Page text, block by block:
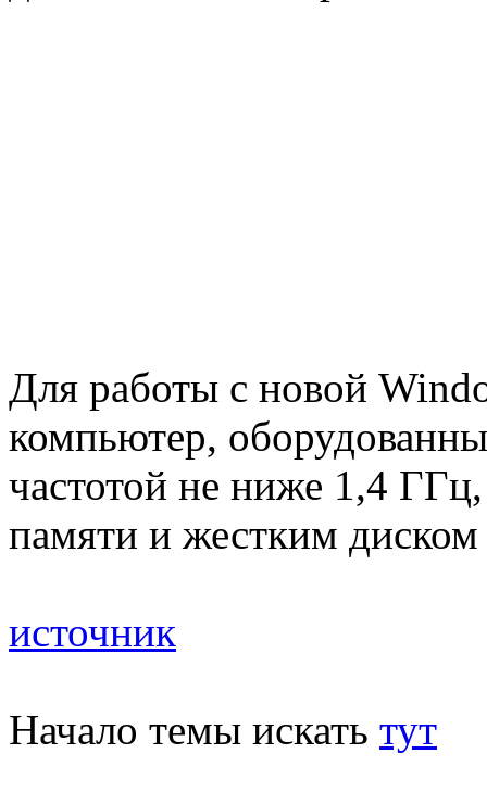
Для работы с новой
компьютер,
частотой не ниже 1,4
памяти и жестким
источник
Начало темы искать тут